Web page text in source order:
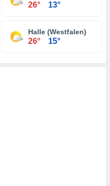
26° 13°
Halle (Westfalen)
26° 15°